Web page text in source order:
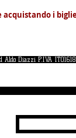
acquistando i
Diazzi P.IVA